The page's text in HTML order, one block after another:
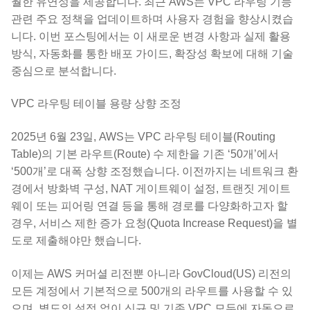
관련 주요 정책을 업데이트하며 사용자 경험을 향상시켰습
니다. 이번 포스팅에서는 이 새로운 변경 사항과 실제 활용
방식, 자동화를 통한 배포 가이드, 확장성 확보에 대해 기술
중심으로 분석합니다.
VPC 라우팅 테이블 용량 상향 조정
2025년 6월 23일, AWS는 VPC 라우팅 테이블(Routing
Table)의 기본 라우트(Route) 수 제한을 기존 ‘50개’에서
‘500개’로 대폭 상향 조정했습니다. 이전까지는 네트워크 환
경에서 방화벽 구성, NAT 게이트웨이 설정, 트랜짓 게이트
웨이 또는 피어링 연결 등을 통해 경로를 다양화하고자 할
경우, 서비스 제한 증가 요청(Quota Increase Request)을 별
도로 제출해야만 했습니다.
이제는 AWS 커머셜 리전뿐 아니라 GovCloud(US) 리전의
모든 계정에서 기본적으로 500개의 라우트를 사용할 수 있